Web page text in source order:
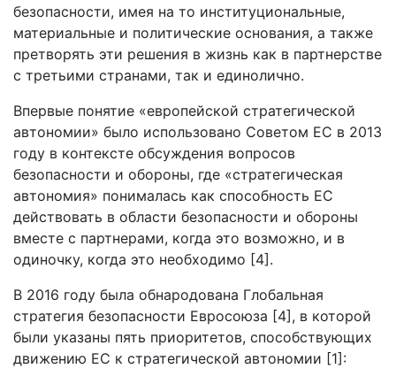
безопасности, имея на то институциональные,
материальные и политические основания, а также
претворять эти решения в жизнь как в партнерстве
с третьими странами, так и единолично.
Впервые понятие «европейской стратегической
автономии» было использовано Советом ЕС в 2013
году в контексте обсуждения вопросов
безопасности и обороны, где «стратегическая
автономия» понималась как способность ЕС
действовать в области безопасности и обороны
вместе с партнерами, когда это возможно, и в
одиночку, когда это необходимо [4].
В 2016 году была обнародована Глобальная
стратегия безопасности Евросоюза [4], в которой
были указаны пять приоритетов, способствующих
движению ЕС к стратегической автономии [1]: